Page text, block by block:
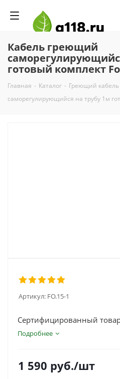
Кабель греющий
готовый комплект
Главная - Каталог - Греющий кабель
саморегулирующийся на трубу 1м
Артикул: FO.15-1
Сертифицированный
Подробнее
1 590 руб./шт